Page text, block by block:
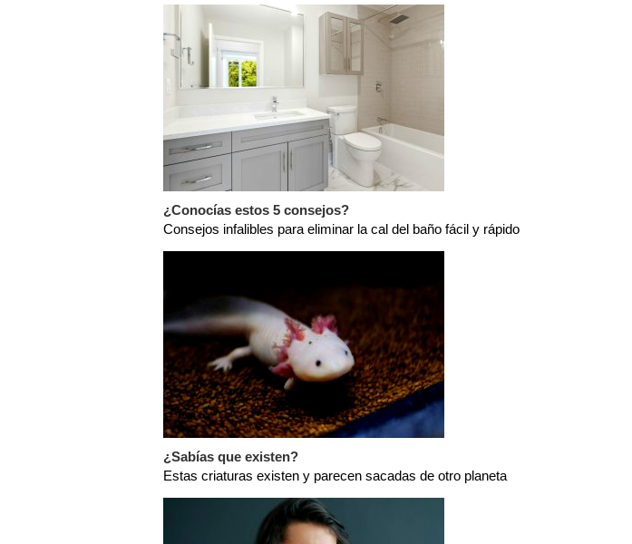
¿Conocías estos 5 consejos?
Consejos infalibles para eliminar la cal del baño fácil y rápido
¿Sabías que existen?
Estas criaturas existen y parecen sacadas de otro planeta